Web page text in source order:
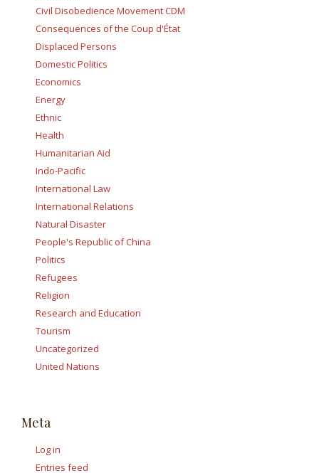
Civil Disobedience Movement CDM
Consequences of the Coup d'État
Displaced Persons
Domestic Politics
Economics
Energy
Ethnic
Health
Humanitarian Aid
Indo-Pacific
International Law
International Relations
Natural Disaster
People's Republic of China
Politics
Refugees
Religion
Research and Education
Tourism
Uncategorized
United Nations
Meta
Log in
Entries feed